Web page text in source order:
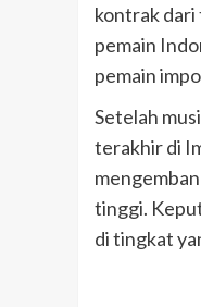
kontrak dari
pemain
pemain
Setelah
terakhir di
tinggi.
di tingkat